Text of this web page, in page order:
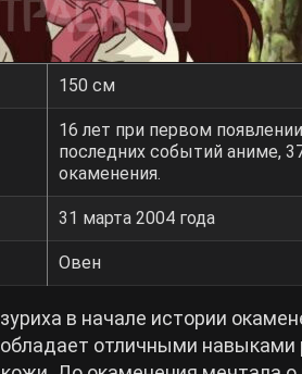
150 см
16 лет при первом
последних событий аниме,
окаменения.
31 марта 2004 года
Овен
в начале истории
отличными навыками